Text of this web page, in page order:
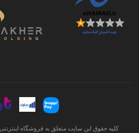
کلیه حقوق این سایت متعلق به فروشگاه اینترنتی